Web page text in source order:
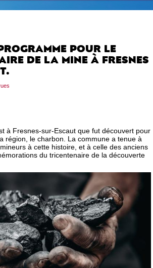
POUR LE
DE LA MINE À FRESNES
à Fresnes-sur-Escaut que fut découvert pour
région, le charbon. La commune a tenue à
à cette histoire, et à celle des anciens
du tricentenaire de la découverte